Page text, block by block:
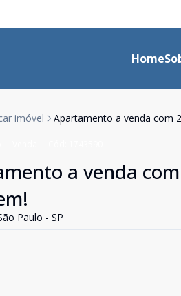
Home
imóvel Apartamento a venda com
a venda
Paulo - SP